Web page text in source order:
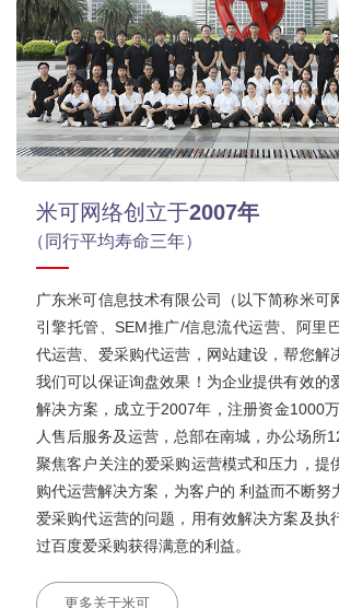
米可网络创立于2007年
（同行平均寿命三年）
广东米可信息技术有限公司（以下简称米可
引擎托管、SEM推广/信息流代运营、阿里
代运营、爱采购代运营，网站建设，帮您解
我们可以保证询盘效果！为企业提供有效的
解决方案，成立于2007年，注册资金1000
人售后服务及运营，总部在南城，办公场所
聚焦客户关注的爱采购运营模式和压力，提
购代运营解决方案，为客户的 利益而不断努
爱采购代运营的问题，用有效解决方案及执
过百度爱采购获得满意的利益。
更多关于米可